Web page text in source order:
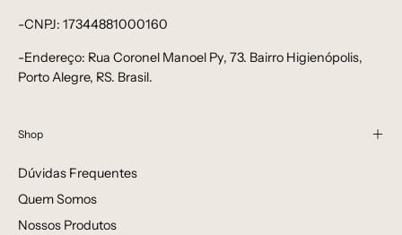
-CNPJ: 17344881000160
-Endereço: Rua Coronel Manoel Py, 73. Bairro Higienópolis,
Porto Alegre, RS. Brasil.
Shop
Dúvidas Frequentes
Quem Somos
Nossos Produtos